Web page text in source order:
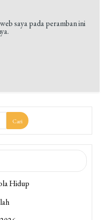
saya pada peramban ini
Cari
Hidup